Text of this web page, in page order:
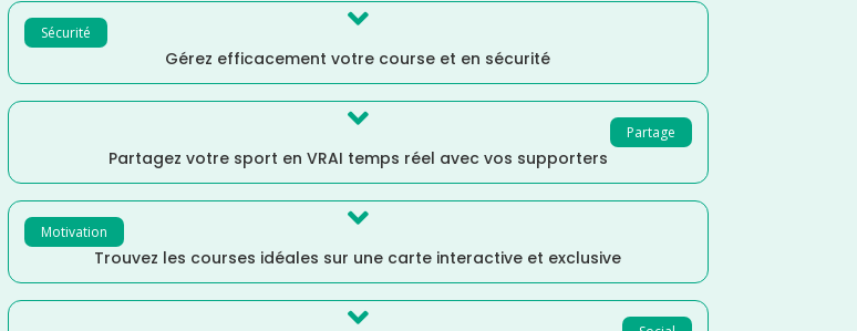
Sécurité 
Gérez efficacement votre course et en sécurité
Partage

Partagez votre sport en VRAI temps réel avec vos supporters
Motivation 
Trouvez les courses idéales sur une carte interactive et exclusive
